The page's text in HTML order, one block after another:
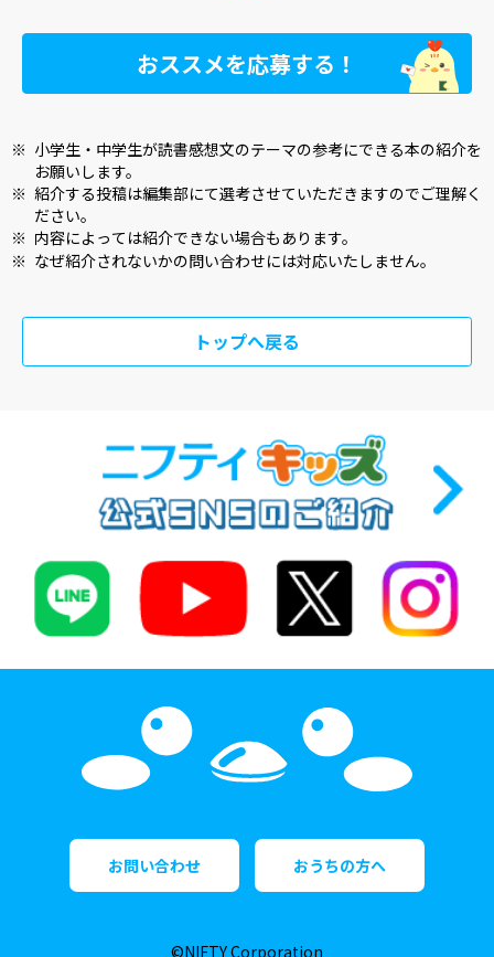
おススメを応募する！
※ 小学生・中学生が読書感想文のテーマの参考にできる本の紹介を
お願いします。
※ 紹介する投稿は編集部にて選考させていただきますのでご理解く
ださい。
※ 内容によっては紹介できない場合もあります。
※ なぜ紹介されないかの問い合わせには対応いたしません。
トップへ戻る
お問い合わせ おうちの方へ
©NIFTY Corporation